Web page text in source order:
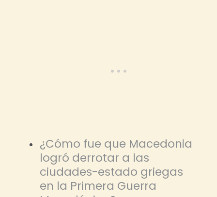
¿Cómo fue que Macedonia
logró derrotar a las
ciudades-estado griegas
en la Primera Guerra